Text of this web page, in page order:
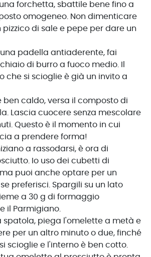
forchetta, sbattile bene fino a
omogeneo. Non dimenticare
di sale e pepe per dare un
padella antiaderente, fai
di burro a fuoco medio. Il
che si scioglie è già un invito a
ben caldo, versa il composto di
Lascia cuocere senza mescolare
Questo è il momento in cui
a prendere forma!
a rassodarsi, è ora di
Io uso dei cubetti di
puoi anche optare per un
preferisci. Spargili su un lato
a 30 g di formaggio
il Parmigiano.
spatola, piega l'omelette a metà e
per un altro minuto o due, finché
scioglie e l'interno è ben cotto.